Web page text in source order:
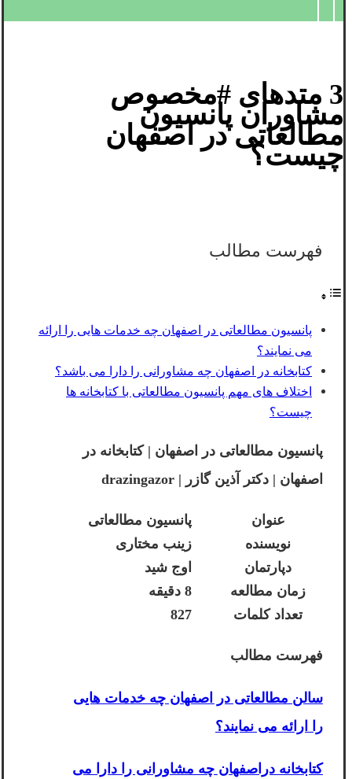
3 متدهای #مخصوص
مشاوران پانسیون
مطالعاتی در اصفهان
چیست؟
فهرست مطالب
پانسیون مطالعاتی در اصفهان چه خدمات هایی را ارائه
می نمایند؟
کتابخانه در اصفهان چه مشاورانی را دارا می باشد؟
اختلاف های مهم پانسیون مطالعاتی با کتابخانه ها
چیست؟
پانسیون مطالعاتی در اصفهان | کتابخانه در
اصفهان | دکتر آذین گازر | drazingazor
عنوان
پانسیون مطالعاتی
نویسنده
زینب مختاری
دپارتمان
اوج شید
زمان مطالعه
8 دقیقه
تعداد کلمات
827
فهرست مطالب
سالن مطالعاتی در اصفهان چه خدمات هایی
را ارائه می نمایند؟
کتابخانه دراصفهان چه مشاورانی را دارا می